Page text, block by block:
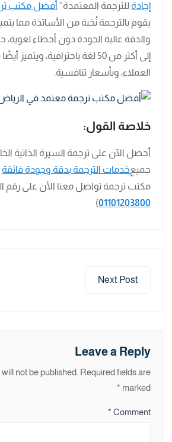
إجادة للترجمة المعتمدة” أفضل مكتب
يقوم بالترجمة نُخبة من الأساتذة مما
والدقة عالية الجودة دون أخطاء لغوية،
إلى أكثر من 50 لغة باحترافية،
العملاء، وبأسعار تنافسية.
خلاصة القول:
أحصل الآن على ترجمة السيرة الذاتية
جميعخدمات الترجمة بدقة وجودة فائقة
مكتب ترجمة تواصل معنا الأن على رقم
01101203800
)
Next Post
Leave a Reply
not be published. Required fields are
marked
*
Comment
*